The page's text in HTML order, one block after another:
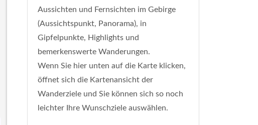
Aussichten und Fernsichten im Gebirge
(Aussichtspunkt, Panorama), in
Gipfelpunkte, Highlights und
bemerkenswerte Wanderungen.
Wenn Sie hier unten auf die Karte klicken,
öffnet sich die Kartenansicht der
Wanderziele und Sie können sich so noch
leichter Ihre Wunschziele auswählen.